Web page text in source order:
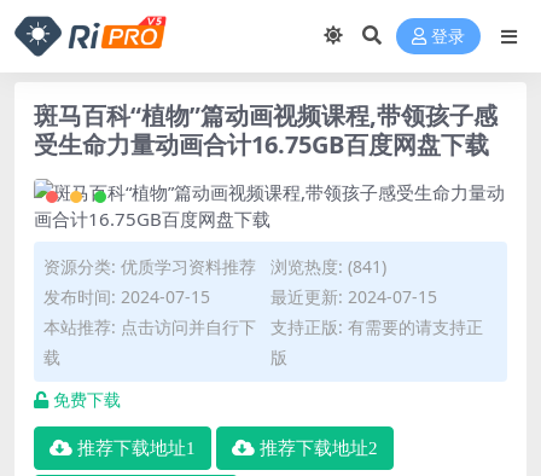
登录
斑马百科“植物”篇动画视频课程,带领孩子感
受生命力量动画合计16.75GB百度网盘下载
资源分类: 优质学习资料推荐
浏览热度: (841)
发布时间: 2024-07-15
最近更新: 2024-07-15
本站推荐: 点击访问并自行下
载
支持正版: 有需要的请支持正
版
免费下载
推荐下载地址1 推荐下载地址2